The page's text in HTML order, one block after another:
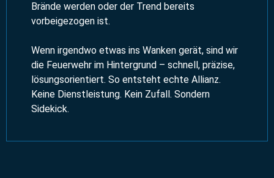
Brände werden oder der Trend bereits
vorbeigezogen ist.
Wenn irgendwo etwas ins Wanken gerät, sind wir
die Feuerwehr im Hintergrund – schnell, präzise,
lösungsorientiert. So entsteht echte Allianz.
Keine Dienstleistung. Kein Zufall. Sondern
Sidekick.